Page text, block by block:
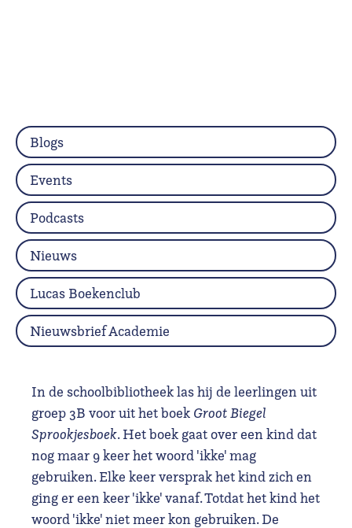
In de schoolbibliotheek las hij de leerlingen uit
groep 3B voor uit het boek Groot Biegel
Sprookjesboek. Het boek gaat over een kind dat
nog maar 9 keer het woord 'ikke' mag
gebruiken. Elke keer versprak het kind zich en
ging er een keer 'ikke' vanaf. Totdat het kind het
woord 'ikke' niet meer kon gebruiken. De
Blogs
Events
Podcasts
Nieuws
Lucas Boekenclub
Nieuwsbrief Academie